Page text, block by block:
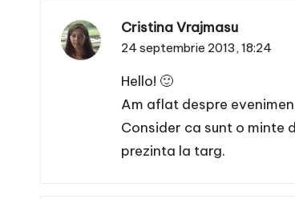
Cristina Vrajmasu
24 septembrie 2013, 18:24
Hello! 🙂
Am aflat despre
Consider ca sunt o minte
prezinta la targ.